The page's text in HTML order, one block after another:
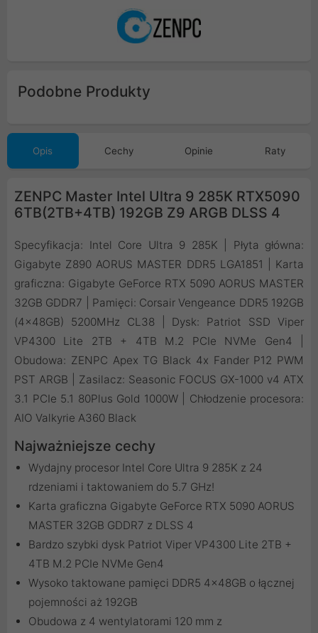
Podobne Produkty
Opis Cechy Opinie Raty
ZENPC Master Intel Ultra 9 285K RTX5090
6TB(2TB+4TB) 192GB Z9 ARGB DLSS 4
Specyfikacja: Intel Core Ultra 9 285K | Płyta główna:
Gigabyte Z890 AORUS MASTER DDR5 LGA1851 | Karta
graficzna: Gigabyte GeForce RTX 5090 AORUS MASTER
32GB GDDR7 | Pamięci: Corsair Vengeance DDR5 192GB
(4x48GB) 5200MHz CL38 | Dysk: Patriot SSD Viper
VP4300 Lite 2TB + 4TB M.2 PCIe NVMe Gen4 |
Obudowa: ZENPC Apex TG Black 4x Fander P12 PWM
PST ARGB | Zasilacz: Seasonic FOCUS GX-1000 v4 ATX
3.1 PCIe 5.1 80Plus Gold 1000W | Chłodzenie procesora:
AIO Valkyrie A360 Black
Najważniejsze cechy
Wydajny procesor Intel Core Ultra 9 285K z 24
rdzeniami i taktowaniem do 5.7 GHz!
Karta graficzna Gigabyte GeForce RTX 5090 AORUS
MASTER 32GB GDDR7 z DLSS 4
Bardzo szybki dysk Patriot Viper VP4300 Lite 2TB +
4TB M.2 PCIe NVMe Gen4
Wysoko taktowane pamięci DDR5 4x48GB o łącznej
pojemności aż 192GB
Obudowa z 4 wentylatorami 120 mm z